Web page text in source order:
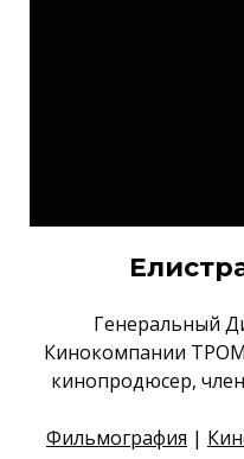
Генеральный
Кинокомпании
кинопродюсер,
Фильмография |